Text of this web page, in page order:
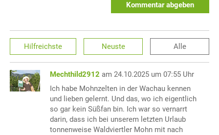
Kommentar abgeben
Hilfreichste Neuste Alle
Mechthild2912 am 24.10.2025 um 07:55 Uhr
Ich habe Mohnzelten in der Wachau kennen
und lieben gelernt. Und das, wo ich eigentlich
so gar kein Süßfan bin. Ich war so vernarrt
darin, dass ich bei unserem letzten Urlaub
tonnenweise Waldviertler Mohn mit nach